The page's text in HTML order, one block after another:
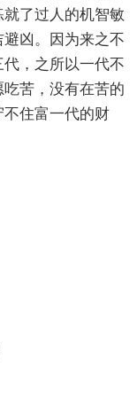
了过人的机智敏
凶。因为来之不
，之所以一代不
苦，没有在苦的
住富一代的财